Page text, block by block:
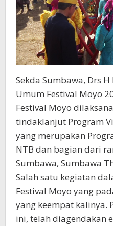
Sekda Sumbawa, Drs
Umum Festival Moyo
Festival Moyo
tindaklanjut Program
yang merupakan
NTB dan bagian dari
Sumbawa, Sumbawa
Salah satu kegiatan
Festival Moyo yang
yang keempat kalinya.
ini, telah diagendakan